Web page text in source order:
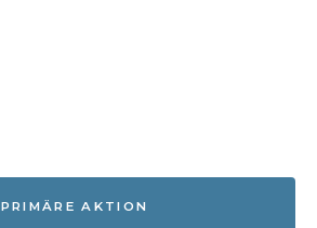
PRIMÄRE AKTION